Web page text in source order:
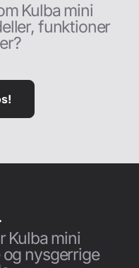
Kulba mini
funktioner
Kulba mini
nysgerrige